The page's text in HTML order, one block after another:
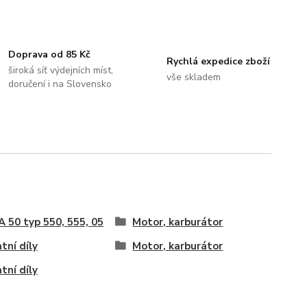
Doprava od 85 Kč
široká síť výdejních míst,
doručení i na Slovensko
Rychlá expedice zboží
vše skladem
50 typ 550, 555, 05
Motor, karburátor
díly
Motor, karburátor
díly